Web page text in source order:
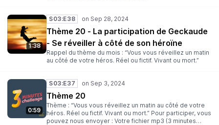
1:38
S03:E38
Thème 20 - La participation de Geckaude
- Se réveiller à côté de son héroïne
Rappel du thème du mois : “Vous vous réveillez un matin
au côté de votre héros. Réel ou fictif. Vivant ou mort.”
0:59
S03:E37
Thème 20
Thème : “Vous vous réveillez un matin au côté de votre
héros. Réel ou fictif. Vivant ou mort.” Pour participer, vous
pouvez nous envoyer : Votre fichier mp3 (3 minutes